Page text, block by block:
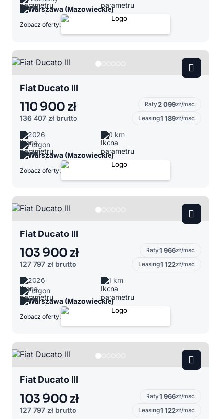
Warszawa (Mazowieckie)
Zobacz oferty:
Fiat Ducato III
110 900 zł
136 407 zł brutto
Raty2 099zł/msc
Leasing1 189zł/msc
2026
0 km
Furgon
Warszawa (Mazowieckie)
Zobacz oferty:
Fiat Ducato III
103 900 zł
127 797 zł brutto
Raty1 966zł/msc
Leasing1 122zł/msc
2026
1 km
Furgon
Warszawa (Mazowieckie)
Zobacz oferty:
Fiat Ducato III
103 900 zł
127 797 zł brutto
Raty1 966zł/msc
Leasing1 122zł/msc